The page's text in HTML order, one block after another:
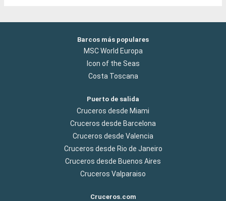
Barcos más populares
MSC World Europa
Icon of the Seas
Costa Toscana
Puerto de salida
Cruceros desde Miami
Cruceros desde Barcelona
Cruceros desde Valencia
Cruceros desde Rio de Janeiro
Cruceros desde Buenos Aires
Cruceros Valparaiso
Cruceros.com